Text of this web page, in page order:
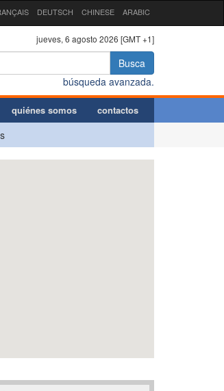
DEUTSCH CHINESE ARABIC
jueves, 6 agosto 2026 [GMT +1]
Busca
búsqueda avanzada.
quiénes somos contactos